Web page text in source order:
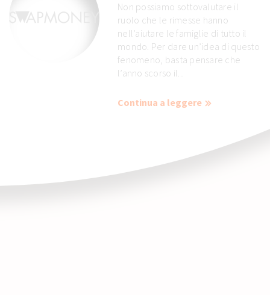
Non possiamo sottovalutare il
ruolo che le rimesse hanno
nell’aiutare le famiglie di tutto il
mondo. Per dare un’idea di questo
fenomeno, basta pensare che
l’anno scorso il...
Continua a leggere